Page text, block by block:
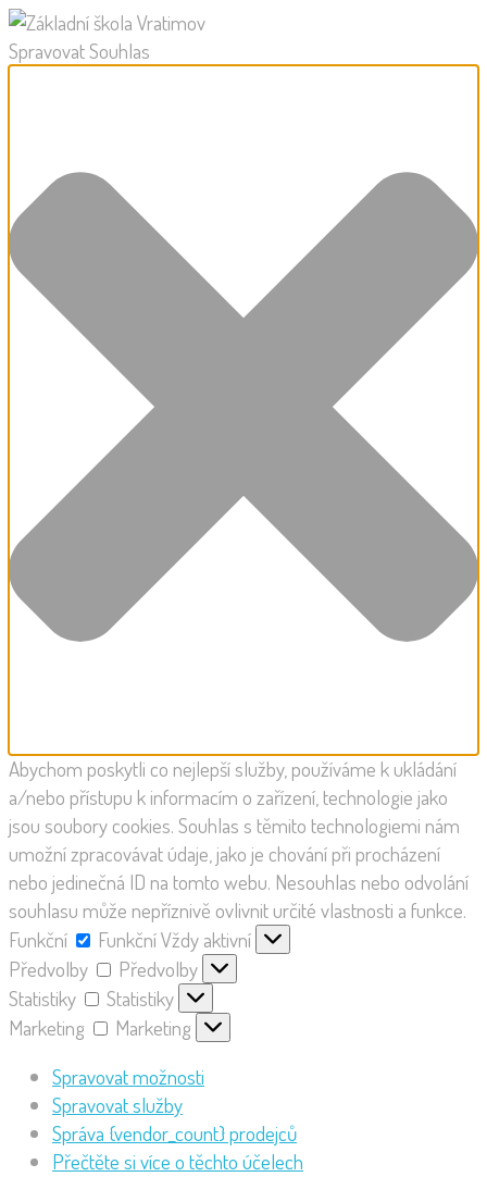
Spravovat Souhlas
Abychom poskytli co nejlepší služby, používáme k ukládání
a/nebo přístupu k informacím o zařízení, technologie jako
jsou soubory cookies. Souhlas s těmito technologiemi nám
umožní zpracovávat údaje, jako je chování při procházení
nebo jedinečná ID na tomto webu. Nesouhlas nebo odvolání
souhlasu může nepříznivě ovlivnit určité vlastnosti a funkce.
Funkční
FunkčníVždy aktivní
Předvolby
Předvolby
Statistiky
Statistiky
Marketing
Marketing
Spravovat možnosti
Spravovat služby
Správa {vendor_count} prodejců
Přečtěte si více o těchto účelech